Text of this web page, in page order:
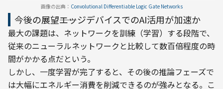
画像の出典： Convolutional Differentiable Logic Gate Networks
今後の展望――エッジデバイスでのAI活用が加速か
最大の課題は、ネットワークを訓練（学習）する段階で、
従来のニューラルネットワークと比較して数百倍程度の時
間がかかる点だという。
しかし、一度学習が完了すると、その後の推論フェーズで
は大幅にエネルギー消費を削減できるのが強みとなる。こ